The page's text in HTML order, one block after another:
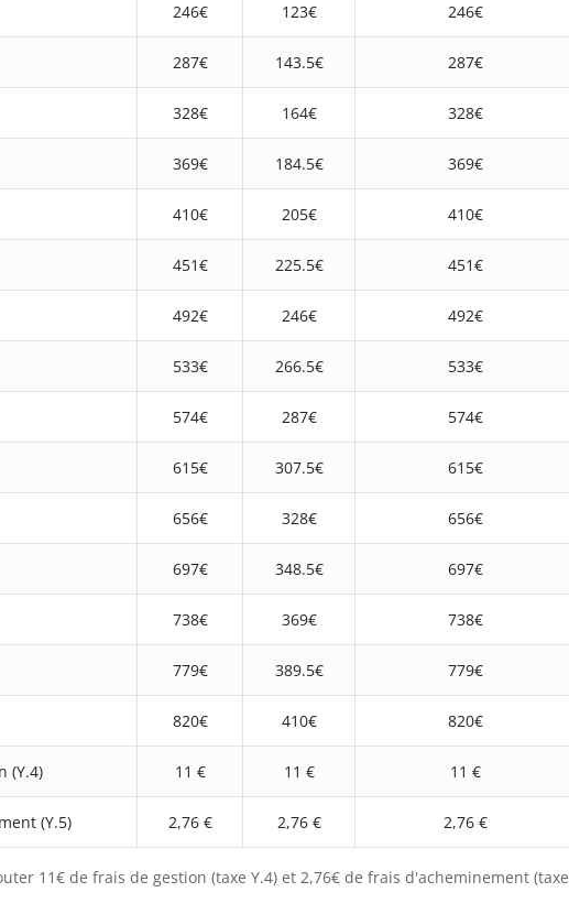
246€ 123€ 246€
287€ 143.5€ 287€
328€ 164€ 328€
369€ 184.5€ 369€
410€ 205€ 410€
451€ 225.5€ 451€
492€ 246€ 492€
533€ 266.5€ 533€
574€ 287€ 574€
615€ 307.5€ 615€
656€ 328€ 656€
697€ 348.5€ 697€
738€ 369€ 738€
779€ 389.5€ 779€
820€ 410€ 820€
(Y.4) 11 € 11 € 11 €
(Y.5) 2,76 € 2,76 € 2,76 €
11€ de frais de gestion (taxe Y.4) et 2,76€ de frais d'acheminement (taxe